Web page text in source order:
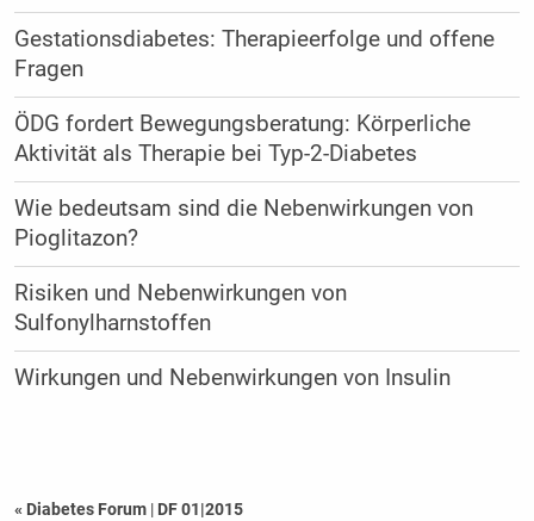
Gestationsdiabetes: Therapieerfolge und offene
Fragen
ÖDG fordert Bewegungsberatung: Körperliche
Aktivität als Therapie bei ­Typ-2-Diabetes
Wie bedeutsam sind die Nebenwirkungen von
Pioglitazon?
Risiken und Nebenwirkungen von
Sulfonylharnstoffen
Wirkungen und Nebenwirkungen von Insulin
« Diabetes Forum | DF 01|2015